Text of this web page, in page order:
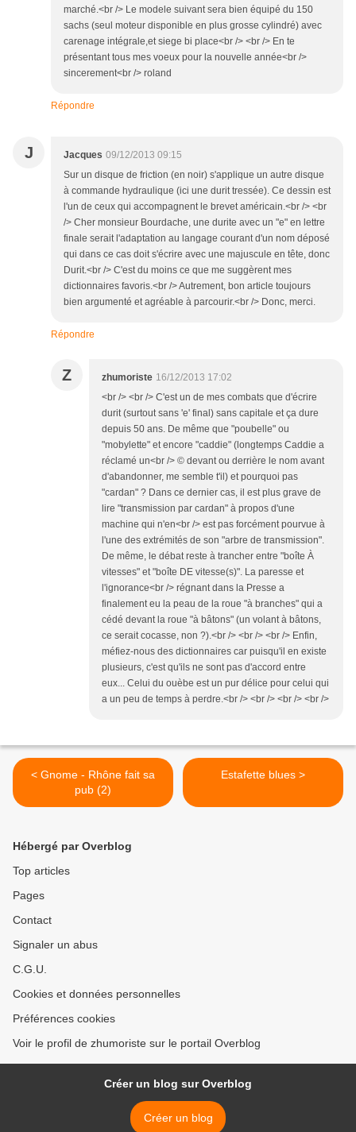
marché.<br /> Le modele suivant sera bien équipé du 150
sachs (seul moteur disponible en plus grosse cylindré) avec
carenage intégrale,et siege bi place<br /> <br /> En te
présentant tous mes voeux pour la nouvelle année<br />
sincerement<br /> roland
Répondre
J Jacques 09/12/2013 09:15
Sur un disque de friction (en noir) s'applique un autre disque
à commande hydraulique (ici une durit tressée). Ce dessin est
l'un de ceux qui accompagnent le brevet américain.<br /> <br
/> Cher monsieur Bourdache, une durite avec un "e" en lettre
finale serait l'adaptation au langage courant d'un nom déposé
qui dans ce cas doit s'écrire avec une majuscule en tête, donc
Durit.<br /> C'est du moins ce que me suggèrent mes
dictionnaires favoris.<br /> Autrement, bon article toujours
bien argumenté et agréable à parcourir.<br /> Donc, merci.
Répondre
Z zhumoriste 16/12/2013 17:02
<br /> <br /> C'est un de mes combats que d'écrire
durit (surtout sans 'e' final) sans capitale et ça dure
depuis 50 ans. De même que "poubelle" ou
"mobylette" et encore "caddie" (longtemps Caddie a
réclamé un<br /> © devant ou derrière le nom avant
d'abandonner, me semble t'il) et pourquoi pas
"cardan" ? Dans ce dernier cas, il est plus grave de
lire "transmission par cardan" à propos d'une
machine qui n'en<br /> est pas forcément pourvue à
l'une des extrémités de son "arbre de transmission".
De même, le débat reste à trancher entre "boîte À
vitesses" et "boîte DE vitesse(s)". La paresse et
l'ignorance<br /> régnant dans la Presse a
finalement eu la peau de la roue "à branches" qui a
cédé devant la roue "à bâtons" (un volant à bâtons,
ce serait cocasse, non ?).<br /> <br /> <br /> Enfin,
méfiez-nous des dictionnaires car puisqu'il en existe
plusieurs, c'est qu'ils ne sont pas d'accord entre
eux... Celui du ouèbe est un pur délice pour celui qui
a un peu de temps à perdre.<br /> <br /> <br /> <br />
< Gnome - Rhône fait sa
pub (2)
Estafette blues >
Hébergé par Overblog
Top articles
Pages
Contact
Signaler un abus
C.G.U.
Cookies et données personnelles
Préférences cookies
Voir le profil de zhumoriste sur le portail Overblog
Créer un blog sur Overblog
Créer un blog